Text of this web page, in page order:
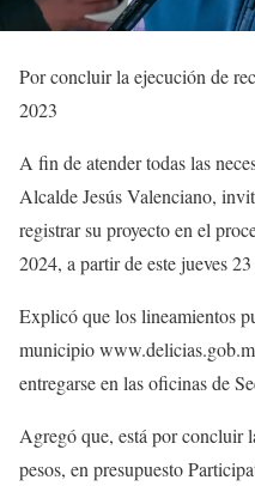
Por concluir la ejecución de
2023
A fin de atender todas las
Alcalde Jesús Valenciano,
registrar su proyecto en el
2024, a partir de este jueves
Explicó que los lineamientos
municipio
entregarse en las oficinas de
Agregó que, está por concluir
pesos, en presupuesto